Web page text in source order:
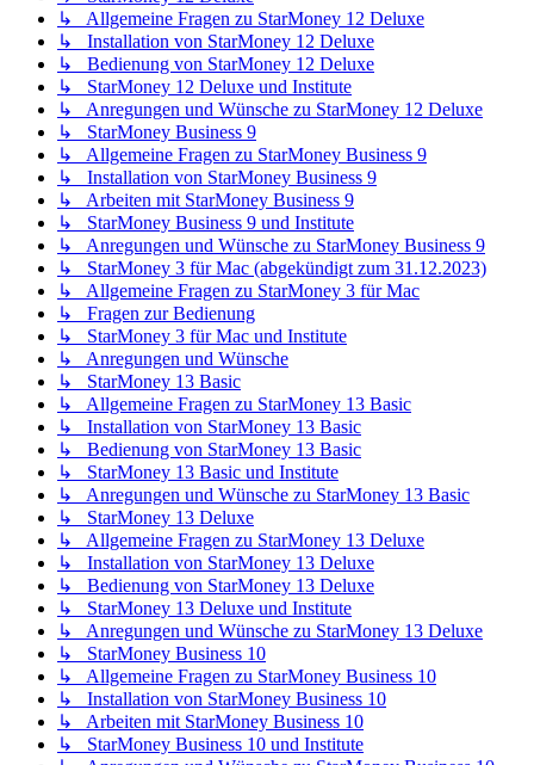
↳ Allgemeine Fragen zu StarMoney 12 Deluxe
↳ Installation von StarMoney 12 Deluxe
↳ Bedienung von StarMoney 12 Deluxe
↳ StarMoney 12 Deluxe und Institute
↳ Anregungen und Wünsche zu StarMoney 12 Deluxe
↳ StarMoney Business 9
↳ Allgemeine Fragen zu StarMoney Business 9
↳ Installation von StarMoney Business 9
↳ Arbeiten mit StarMoney Business 9
↳ StarMoney Business 9 und Institute
↳ Anregungen und Wünsche zu StarMoney Business 9
↳ StarMoney 3 für Mac (abgekündigt zum 31.12.2023)
↳ Allgemeine Fragen zu StarMoney 3 für Mac
↳ Fragen zur Bedienung
↳ StarMoney 3 für Mac und Institute
↳ Anregungen und Wünsche
↳ StarMoney 13 Basic
↳ Allgemeine Fragen zu StarMoney 13 Basic
↳ Installation von StarMoney 13 Basic
↳ Bedienung von StarMoney 13 Basic
↳ StarMoney 13 Basic und Institute
↳ Anregungen und Wünsche zu StarMoney 13 Basic
↳ StarMoney 13 Deluxe
↳ Allgemeine Fragen zu StarMoney 13 Deluxe
↳ Installation von StarMoney 13 Deluxe
↳ Bedienung von StarMoney 13 Deluxe
↳ StarMoney 13 Deluxe und Institute
↳ Anregungen und Wünsche zu StarMoney 13 Deluxe
↳ StarMoney Business 10
↳ Allgemeine Fragen zu StarMoney Business 10
↳ Installation von StarMoney Business 10
↳ Arbeiten mit StarMoney Business 10
↳ StarMoney Business 10 und Institute